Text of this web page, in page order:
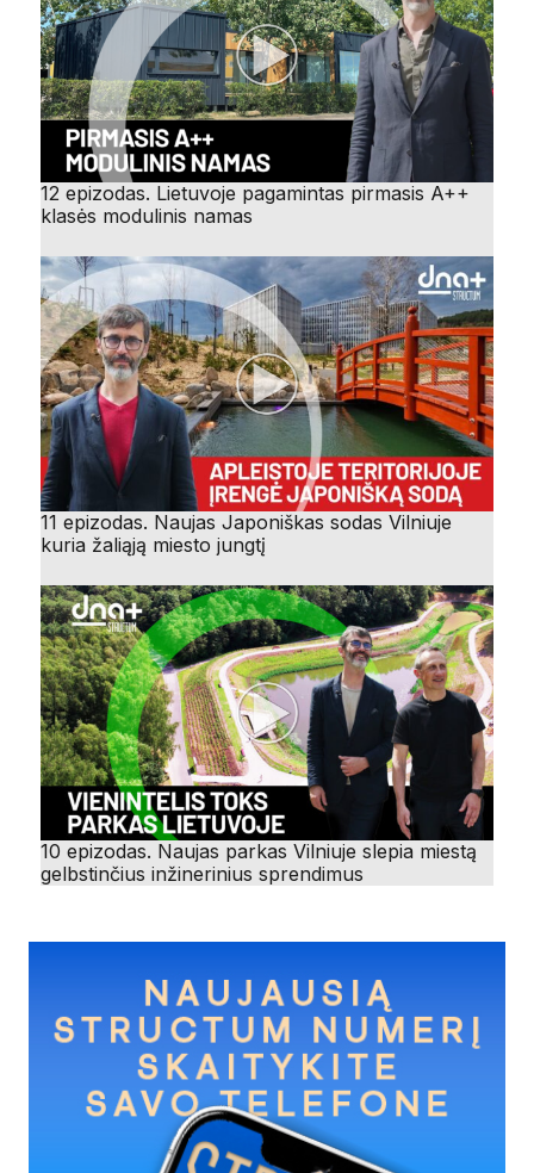
12 epizodas. Lietuvoje pagamintas pirmasis A++
klasės modulinis namas
11 epizodas. Naujas Japoniškas sodas Vilniuje
kuria žaliąją miesto jungtį
10 epizodas. Naujas parkas Vilniuje slepia miestą
gelbstinčius inžinerinius sprendimus